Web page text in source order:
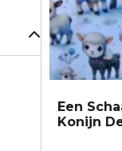
Een
Konijn